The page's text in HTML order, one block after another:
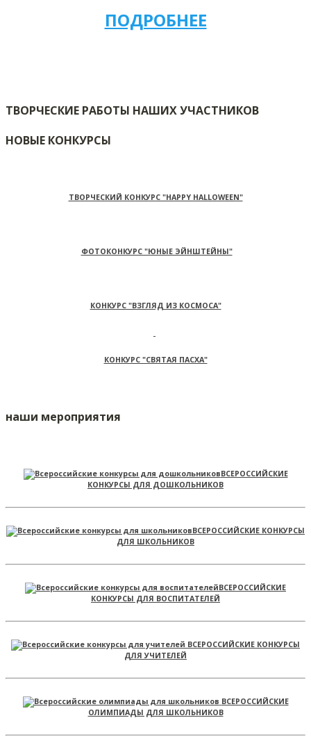
ПОДРОБНЕЕ
ТВОРЧЕСКИЕ РАБОТЫ НАШИХ УЧАСТНИКОВ
НОВЫЕ КОНКУРСЫ
ТВОРЧЕСКИЙ КОНКУРС "HAPPY HALLOWEEN"
ФОТОКОНКУРС "ЮНЫЕ ЭЙНШТЕЙНЫ"
КОНКУРС "ВЗГЛЯД ИЗ КОСМОСА"
КОНКУРС "СВЯТАЯ ПАСХА"
наши мероприятия
ВСЕРОССИЙСКИЕ
КОНКУРСЫ ДЛЯ ДОШКОЛЬНИКОВ
ВСЕРОССИЙСКИЕ КОНКУРСЫ
ДЛЯ ШКОЛЬНИКОВ
ВСЕРОССИЙСКИЕ
КОНКУРСЫ ДЛЯ ВОСПИТАТЕЛЕЙ
ВСЕРОССИЙСКИЕ КОНКУРСЫ
ДЛЯ УЧИТЕЛЕЙ
ВСЕРОССИЙСКИЕ
ОЛИМПИАДЫ ДЛЯ ШКОЛЬНИКОВ